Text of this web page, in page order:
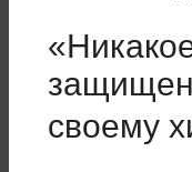
своему